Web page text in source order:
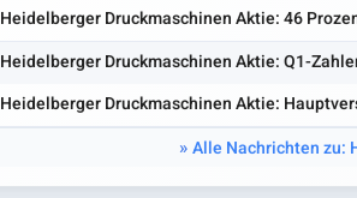
Heidelberger Druckmaschinen Aktie: 46
Heidelberger Druckmaschinen Aktie: Q1-
Heidelberger Druckmaschinen Aktie:
Alle Nachrichten zu: